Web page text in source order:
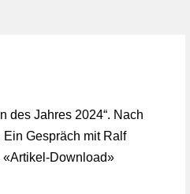
des Jahres 2024“. Nach
Ein Gespräch mit Ralf
«Artikel-Download»